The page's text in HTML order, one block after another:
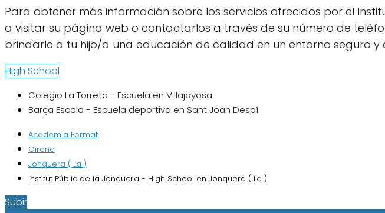
Para obtener más información sobre los servicios ofrecidos por el
a visitar su página web o contactarlos a través de su número de
brindarle a tu hijo/a una educación de calidad en un entorno seguro y
High School
Colegio La Torreta - Escuela en Villajoyosa
Barça Escola - Escuela deportiva en Sant Joan Despí
Academia Format
Girona
Jonquera ( La )
Institut Públic de la Jonquera - High School en Jonquera ( La )
Subir